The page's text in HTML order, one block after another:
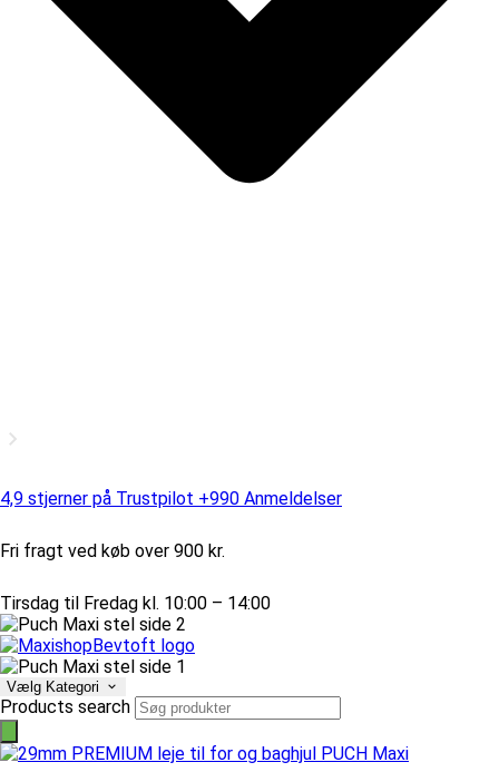
4,9 stjerner på Trustpilot +990 Anmeldelser
Fri fragt ved køb over 900 kr.
Tirsdag til Fredag kl. 10:00 – 14:00
Vælg Kategori
Products search